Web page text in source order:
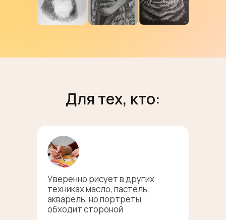
Для тех, кто:
Уверенно рисует в других
техниках масло, пастель,
акварель, но портреты
обходит стороной